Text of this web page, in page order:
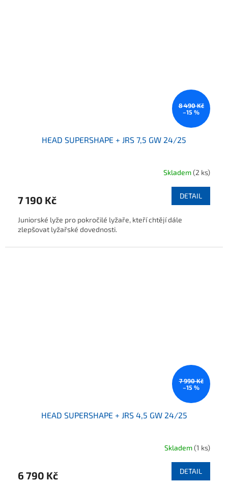
8 490 Kč
–15 %
HEAD SUPERSHAPE + JRS 7,5 GW 24/25
Skladem(2 ks)
7 190 Kč DETAIL
Juniorské lyže pro pokročilé lyžaře, kteří chtějí dále
zlepšovat lyžařské dovednosti.
7 990 Kč
–15 %
HEAD SUPERSHAPE + JRS 4,5 GW 24/25
Skladem(1 ks)
6 790 Kč DETAIL